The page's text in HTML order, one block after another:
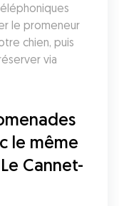
le promeneur
chien, puis
via
le même
Cannet-